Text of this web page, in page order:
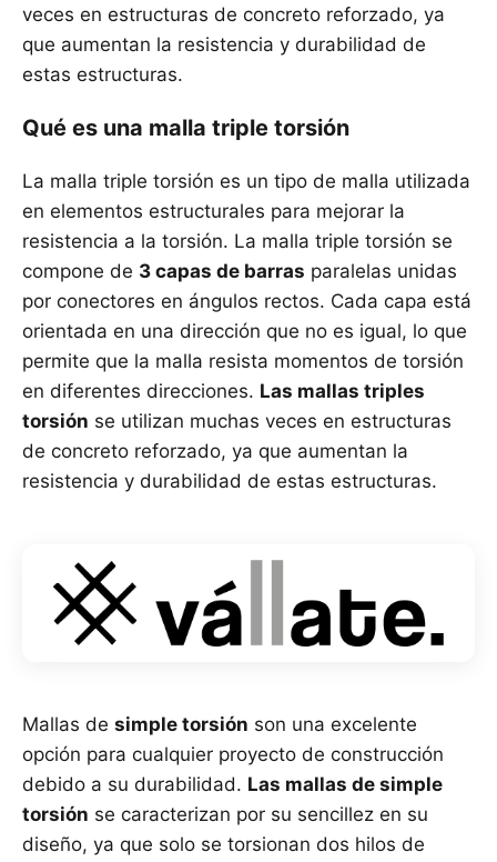
veces en estructuras de concreto reforzado, ya
que aumentan la resistencia y durabilidad de
estas estructuras.
Qué es una malla triple torsión
La malla triple torsión es un tipo de malla utilizada
en elementos estructurales para mejorar la
resistencia a la torsión. La malla triple torsión se
compone de 3 capas de barras paralelas unidas
por conectores en ángulos rectos. Cada capa está
orientada en una dirección que no es igual, lo que
permite que la malla resista momentos de torsión
en diferentes direcciones. Las mallas triples
torsión se utilizan muchas veces en estructuras
de concreto reforzado, ya que aumentan la
resistencia y durabilidad de estas estructuras.
Mallas de simple torsión son una excelente
opción para cualquier proyecto de construcción
debido a su durabilidad. Las mallas de simple
torsión se caracterizan por su sencillez en su
diseño, ya que solo se torsionan dos hilos de